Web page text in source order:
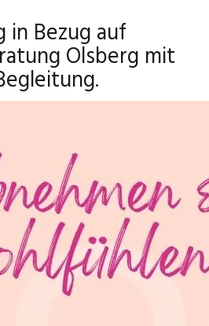
in Bezug auf
Olsberg mit